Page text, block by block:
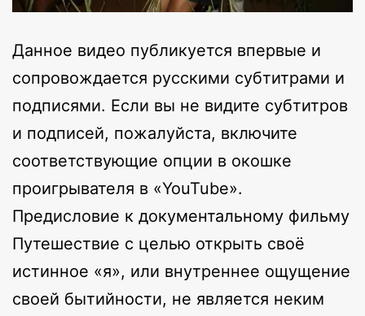
Данное видео публикуется впервые и
сопровождается русскими субтитрами и
подписями. Если вы не видите субтитров
и подписей, пожалуйста, включите
соответствующие опции в окошке
проигрывателя в «YouTube».
Предисловие к документальному фильму
Путешествие с целью открыть своё
истинное «я», или внутреннее ощущение
своей бытийности, не является неким